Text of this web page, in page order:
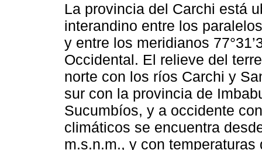
La provincia del Carchi está
interandino entre los paralelos
y entre los meridianos
Occidental. El relieve del
norte con los ríos Carchi y
sur con la provincia de
Sucumbíos, y a occidente
climáticos se encuentra
m.s.n.m., y con